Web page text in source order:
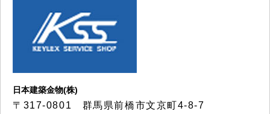
日本建築金物(株)
〒317‐0801 群馬県前橋市文京町4-8-7